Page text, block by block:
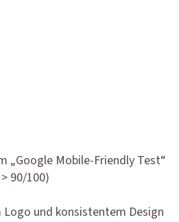
„Google Mobile-Friendly Test“
90/100)
und konsistentem Design